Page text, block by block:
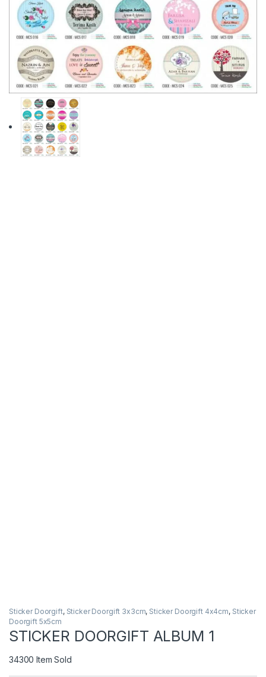
Sticker Doorgift, Sticker Doorgift 3x3cm, Sticker Doorgift 4x4cm, Sticker
Doorgift 5x5cm
STICKER DOORGIFT ALBUM 1
34300 Item Sold